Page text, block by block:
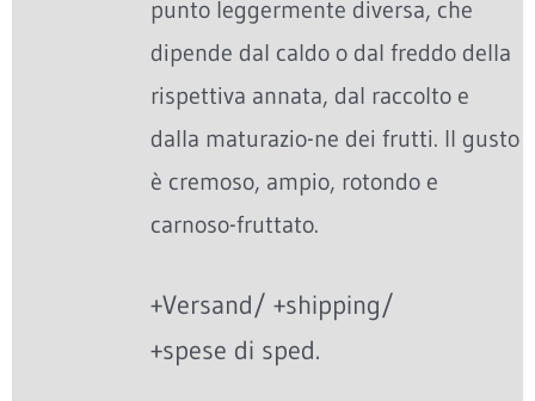
punto leggermente diversa, che
dipende dal caldo o dal freddo della
rispettiva annata, dal raccolto e
dalla maturazio-ne dei frutti. Il gusto
è cremoso, ampio, rotondo e
carnoso-fruttato.
+Versand/ +shipping/
+spese di sped.